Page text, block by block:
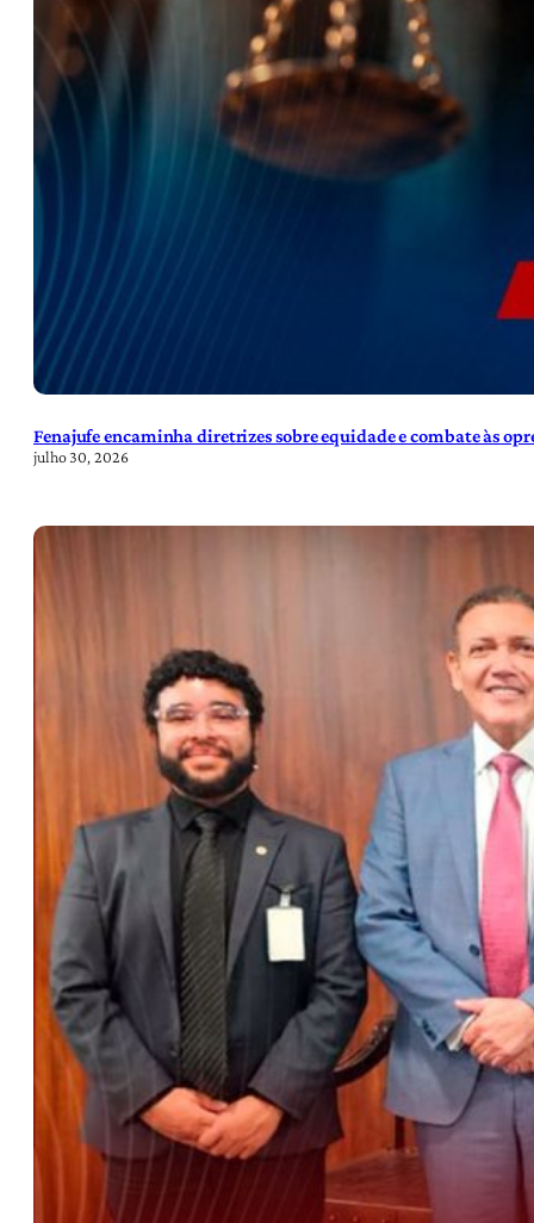
Fenajufe encaminha diretrizes sobre equidade e combate às
julho 30, 2026